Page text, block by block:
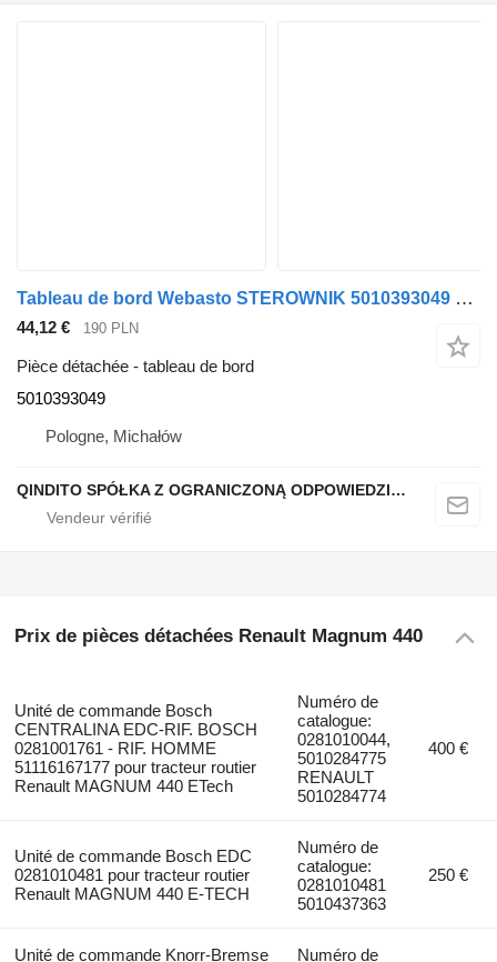
Tableau de bord Webasto STEROWNIK 5010393049 pour tracteur routier Renault MAGNUM 440
44,12 € 190 PLN
Pièce détachée - tableau de bord
5010393049
Pologne, Michałów
QINDITO SPÓŁKA Z OGRANICZONĄ ODPOWIEDZIALNOŚCIĄ
Prix de pièces détachées Renault Magnum 440
Unité de commande Bosch
CENTRALINA EDC-RIF. BOSCH
0281001761 - RIF. HOMME
51116167177 pour tracteur routier
Renault MAGNUM 440 ETech
Numéro de
catalogue:
0281010044,
5010284775
RENAULT
5010284774
400 €
Unité de commande Bosch EDC
0281010481 pour tracteur routier
Renault MAGNUM 440 E-TECH
Numéro de
catalogue:
0281010481
5010437363
250 €
Unité de commande Knorr-Bremse
Numéro de